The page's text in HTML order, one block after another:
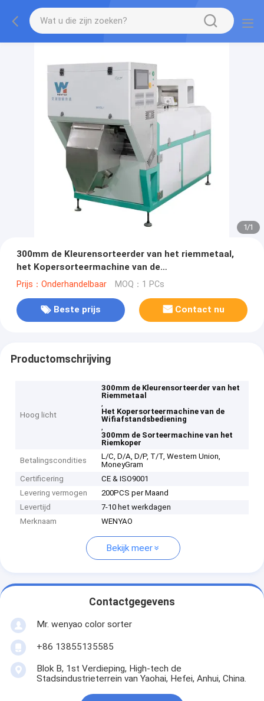
1/1
300mm de Kleurensorteerder van het riemmetaal,
het Kopersorteermachine van de
wifiafstandsbediening
Prijs：Onderhandelbaar MOQ：1 PCs
Beste prijs Contact nu
Productomschrijving
Hoog licht
300mm de Kleurensorteerder van het
Riemmetaal
,
Het Kopersorteermachine van de
Wifiafstandsbediening
,
300mm de Sorteermachine van het
Riemkoper
Betalingscondities
L/C, D/A, D/P, T/T, Western Union,
MoneyGram
Certificering
CE & ISO9001
Levering vermogen
200PCS per Maand
Levertijd
7-10 het werkdagen
Merknaam
WENYAO
Bekijk meer
Contactgegevens
Mr. wenyao color sorter
+86 13855135585
Blok B, 1st Verdieping, High-tech de
Stadsindustrieterrein van Yaohai, Hefei, Anhui, China.